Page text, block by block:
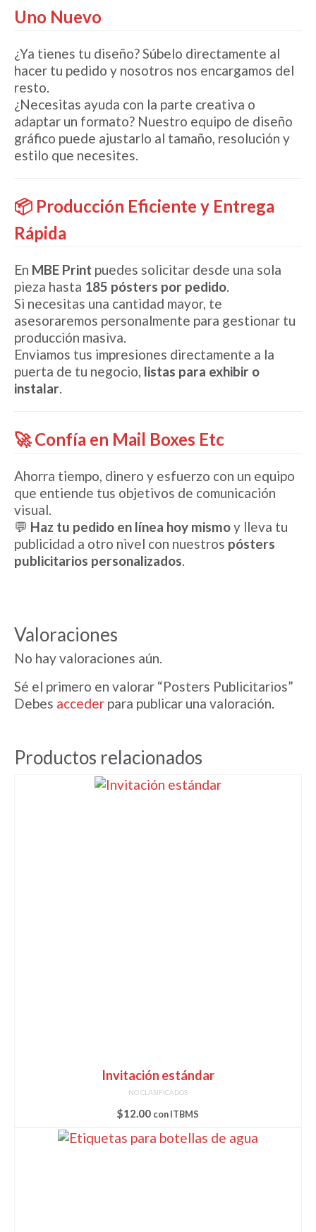
Uno Nuevo
¿Ya tienes tu diseño? Súbelo directamente al
hacer tu pedido y nosotros nos encargamos del
resto.
¿Necesitas ayuda con la parte creativa o
adaptar un formato? Nuestro equipo de diseño
gráfico puede ajustarlo al tamaño, resolución y
estilo que necesites.
📦 Producción Eficiente y Entrega
Rápida
En MBE Print puedes solicitar desde una sola
pieza hasta 185 pósters por pedido.
Si necesitas una cantidad mayor, te
asesoraremos personalmente para gestionar tu
producción masiva.
Enviamos tus impresiones directamente a la
puerta de tu negocio, listas para exhibir o
instalar.
🚀 Confía en Mail Boxes Etc
Ahorra tiempo, dinero y esfuerzo con un equipo
que entiende tus objetivos de comunicación
visual.
💬 Haz tu pedido en línea hoy mismoy lleva tu
publicidad a otro nivel con nuestros pósters
publicitarios personalizados.
Valoraciones
No hay valoraciones aún.
Sé el primero en valorar “Posters Publicitarios”
Debes acceder para publicar una valoración.
Productos relacionados
Invitación estándar
NO CLASIFICADOS
$12.00 con ITBMS